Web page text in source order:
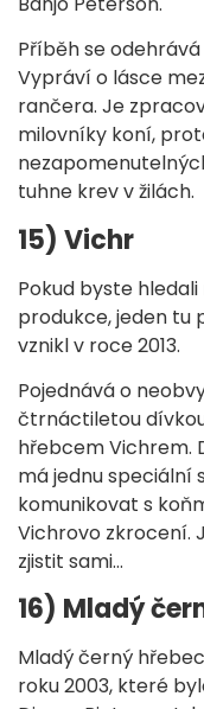
Příběh se
Vypráví o lásce
rančera. Je
milovníky koní,
tuhne krev v žilách.
15) Vichr
Pokud byste
produkce, jeden tu
vznikl v roce 2013.
Pojednává o
čtrnáctiletou
hřebcem Vichrem.
má jednu speciální
komunikovat s
Vichrovo zkrocení.
zjistit sami…
16) Mladý
Mladý černý
roku 2003, které